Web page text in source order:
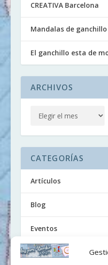
CREATIVA Barcelona
Mandalas de
El ganchillo esta de
ARCHIVOS
CATEGORÍAS
Artículos
Blog
Eventos
Noticias